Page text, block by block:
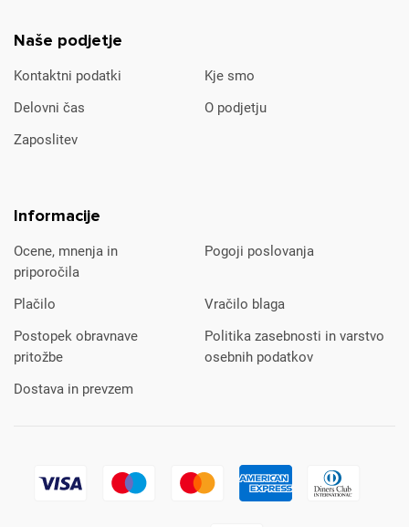
Naše podjetje
Kontaktni podatki
Kje smo
Delovni čas
O podjetju
Zaposlitev
Informacije
Ocene, mnenja in
priporočila
Pogoji poslovanja
Plačilo
Vračilo blaga
Postopek obravnave
pritožbe
Politika zasebnosti in varstvo
osebnih podatkov
Dostava in prevzem